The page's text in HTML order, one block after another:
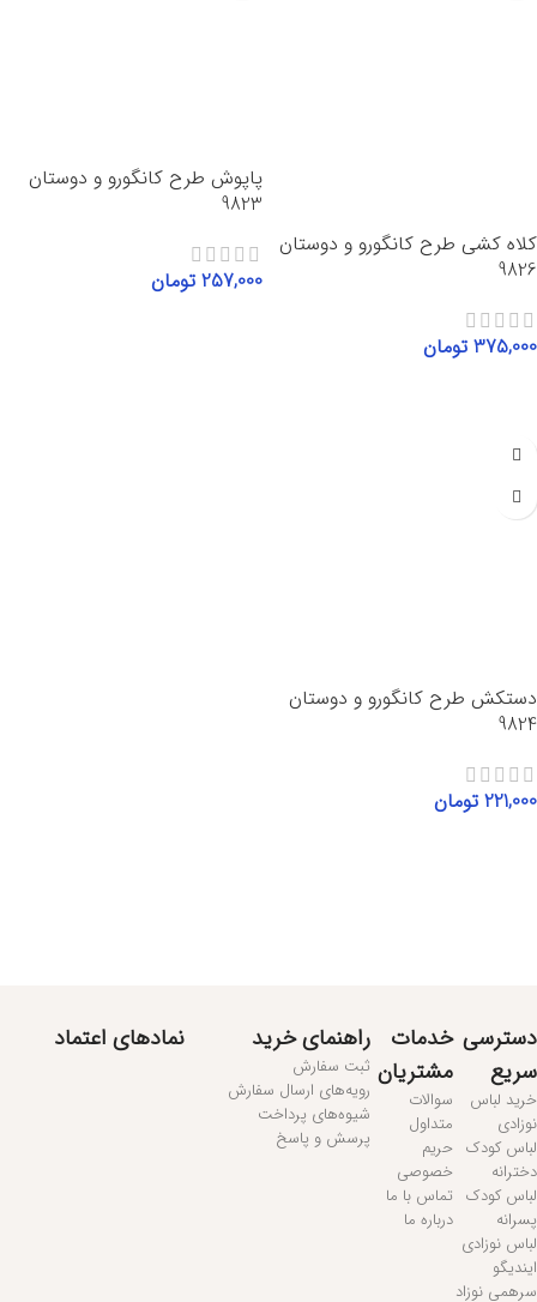
کلاه کشی طرح کانگورو و دوستان
9826
375,000 تومان
پاپوش طرح کانگورو و دوستان
9823
257,000 تومان
دستکش طرح کانگورو و دوستان
9824
221,000 تومان
دسترسی
سریع
خرید لباس
نوزادی
لباس کودک
دخترانه
لباس کودک
پسرانه
لباس نوزادی
ایندیگو
سرهمی نوزاد
خدمات
مشتریان
سوالات
متداول
حریم
خصوصی
تماس با ما
درباره ما
راهنمای خرید
ثبت سفارش
رویه‌های ارسال سفارش
شیوه‌های پرداخت
پرسش و پاسخ
نمادهای اعتماد